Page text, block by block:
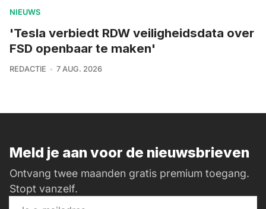
NIEUWS
'Tesla verbiedt RDW veiligheidsdata over
FSD openbaar te maken'
REDACTIE 7 AUG. 2026
Meld je aan voor de nieuwsbrieven
Ontvang twee maanden gratis premium toegang.
Stopt vanzelf.